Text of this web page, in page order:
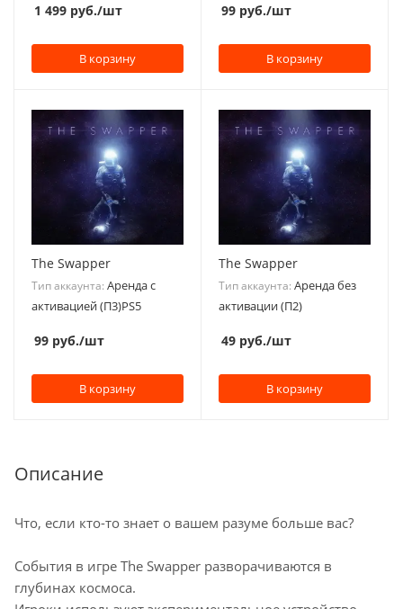
1 499 руб./шт
В корзину
99 руб./шт
В корзину
The Swapper
Тип аккаунта: Аренда с
активацией (П3)PS5
99 руб./шт
В корзину
The Swapper
Тип аккаунта: Аренда без
активации (П2)
49 руб./шт
В корзину
Описание
Что, если кто-то знает о вашем разуме больше вас?
События в игре The Swapper разворачиваются в
глубинах космоса.